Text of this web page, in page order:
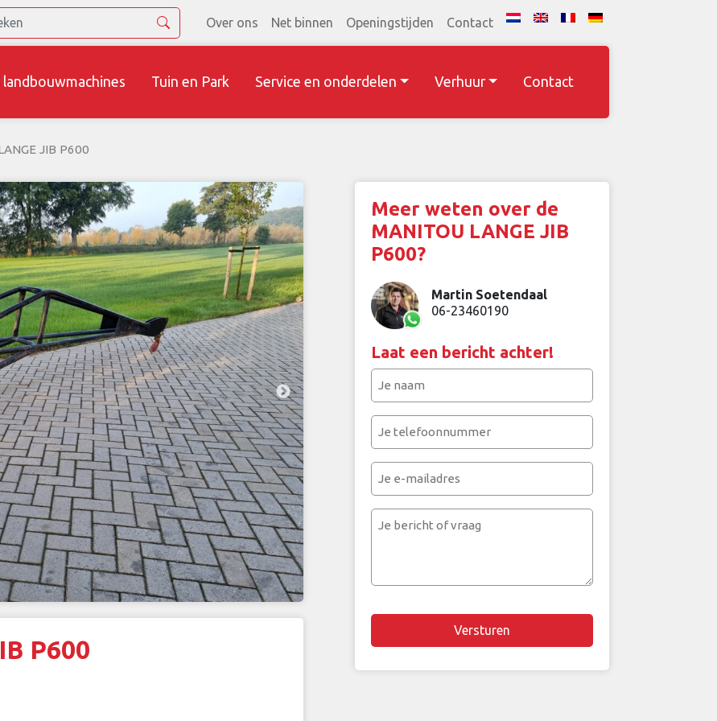
Over ons Net binnen Openingstijden Contact
Tuin en Park Service en onderdelen Verhuur Contact
JIB P600
P600
Meer weten over de
MANITOU LANGE JIB
P600?
Martin Soetendaal
06-23460190
Laat een bericht achter!
naam
(Vereist)
telefoonnummer
(Vereist)
e-
mailadres